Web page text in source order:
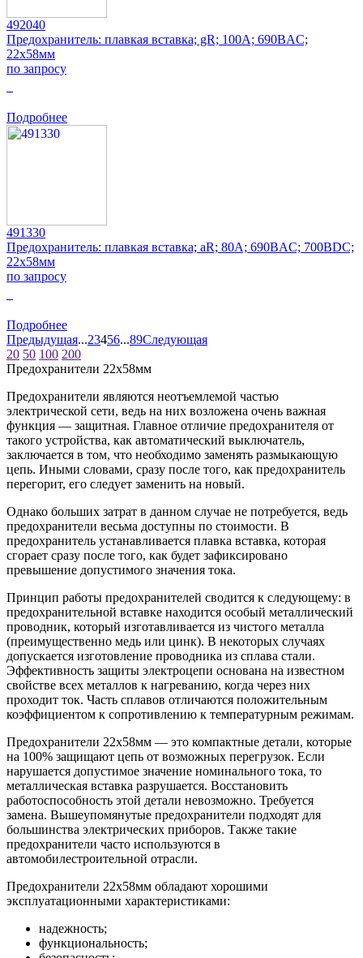
492040
Предохранитель: плавкая вставка; gR; 100А; 690ВAC;
22x58мм
по запросу
Подробнее
491330
Предохранитель: плавкая вставка; aR; 80А; 690ВAC; 700ВDC;
22x58мм
по запросу
Подробнее
Предыдущая...23456...89Следующая
20 50 100 200
Предохранители 22x58мм
Предохранители являются неотъемлемой частью
электрической сети, ведь на них возложена очень важная
функция — защитная. Главное отличие предохранителя от
такого устройства, как автоматический выключатель,
заключается в том, что необходимо заменять размыкающую
цепь. Иными словами, сразу после того, как предохранитель
перегорит, его следует заменить на новый.
Однако больших затрат в данном случае не потребуется, ведь
предохранители весьма доступны по стоимости. В
предохранитель устанавливается плавка вставка, которая
сгорает сразу после того, как будет зафиксировано
превышение допустимого значения тока.
Принцип работы предохранителей сводится к следующему: в
предохранительной вставке находится особый металлический
проводник, который изготавливается из чистого металла
(преимущественно медь или цинк). В некоторых случаях
допускается изготовление проводника из сплава стали.
Эффективность защиты электроцепи основана на известном
свойстве всех металлов к нагреванию, когда через них
проходит ток. Часть сплавов отличаются положительным
коэффициентом к сопротивлению к температурным режимам.
Предохранители 22x58мм — это компактные детали, которые
на 100% защищают цепь от возможных перегрузок. Если
нарушается допустимое значение номинального тока, то
металлическая вставка разрушается. Восстановить
работоспособность этой детали невозможно. Требуется
замена. Вышеупомянутые предохранители подходят для
большинства электрических приборов. Также такие
предохранители часто используются в
автомобилестроительной отрасли.
Предохранители 22x58мм обладают хорошими
эксплуатационными характеристиками:
надежность;
функциональность;